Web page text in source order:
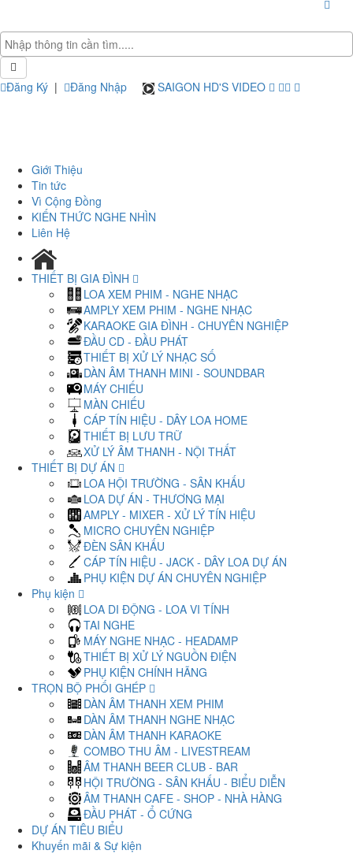
Đăng Ký | Đăng Nhập SAIGON HD'S VIDEO
Giới Thiệu
Tin tức
Vì Cộng Đồng
KIẾN THỨC NGHE NHÌN
Liên Hệ
THIẾT BỊ GIA ĐÌNH
LOA XEM PHIM - NGHE NHẠC
AMPLY XEM PHIM - NGHE NHẠC
KARAOKE GIA ĐÌNH - CHUYÊN NGHIỆP
ĐẦU CD - ĐẦU PHÁT
THIẾT BỊ XỬ LÝ NHẠC SỐ
DÀN ÂM THANH MINI - SOUNDBAR
MÁY CHIẾU
MÀN CHIẾU
CÁP TÍN HIỆU - DÂY LOA HOME
THIẾT BỊ LƯU TRỮ
XỬ LÝ ÂM THANH - NỘI THẤT
THIẾT BỊ DỰ ÁN
LOA HỘI TRƯỜNG - SÂN KHẤU
LOA DỰ ÁN - THƯƠNG MẠI
AMPLY - MIXER - XỬ LÝ TÍN HIỆU
MICRO CHUYÊN NGHIỆP
ĐÈN SÂN KHẤU
CÁP TÍN HIỆU - JACK - DÂY LOA DỰ ÁN
PHỤ KIỆN DỰ ÁN CHUYÊN NGHIỆP
Phụ kiện
LOA DI ĐỘNG - LOA VI TÍNH
TAI NGHE
MÁY NGHE NHẠC - HEADAMP
THIẾT BỊ XỬ LÝ NGUỒN ĐIỆN
PHỤ KIỆN CHÍNH HÃNG
TRỌN BỘ PHỐI GHÉP
DÀN ÂM THANH XEM PHIM
DÀN ÂM THANH NGHE NHẠC
DÀN ÂM THANH KARAOKE
COMBO THU ÂM - LIVESTREAM
ÂM THANH BEER CLUB - BAR
HỘI TRƯỜNG - SÂN KHẤU - BIỂU DIỄN
ÂM THANH CAFE - SHOP - NHÀ HÀNG
ĐẦU PHÁT - Ổ CỨNG
DỰ ÁN TIÊU BIỂU
Khuyến mãi & Sự kiện